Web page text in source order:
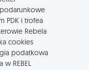
PDK i trofea
Rebela
cookies
podatkowa
w REBEL